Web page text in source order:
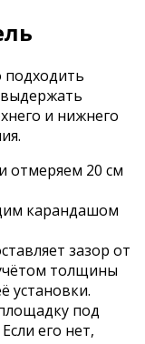
подходить
и нижнего
отмеряем 20 см
карандашом
зазор от
толщины
установки.
под
его нет,